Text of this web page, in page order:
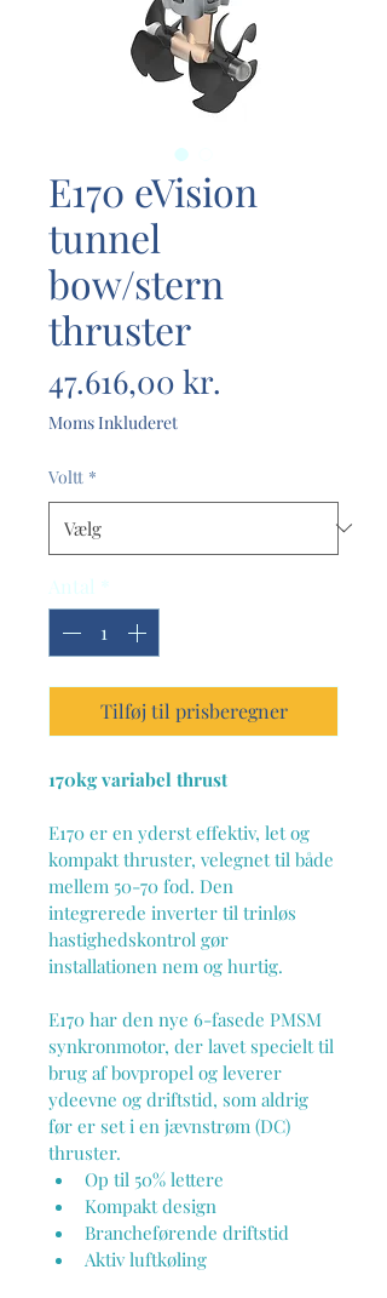
E170 eVision
tunnel
bow/stern
thruster
47.616,00 kr.
Moms Inkluderet
Voltt *
Antal *
Tilføj til prisberegner
170kg variabel thrust
E170 er en yderst effektiv, let og
kompakt thruster, velegnet til både
mellem 50-70 fod. Den
integrerede inverter til trinløs
hastighedskontrol gør
installationen nem og hurtig.
E170 har den nye 6-fasede PMSM
synkronmotor, der lavet specielt til
brug af bovpropel og leverer
ydeevne og driftstid, som aldrig
før er set i en jævnstrøm (DC)
thruster.
Op til 50% lettere
Kompakt design
Brancheførende driftstid
Aktiv luftkøling